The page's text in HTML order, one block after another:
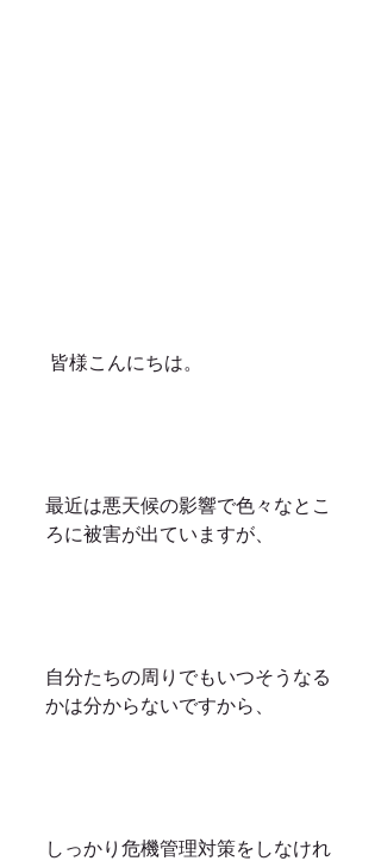
皆様こんにちは。
最近は悪天候の影響で色々なとこ
ろに被害が出ていますが、
自分たちの周りでもいつそうなる
かは分からないですから、
しっかり危機管理対策をしなけれ